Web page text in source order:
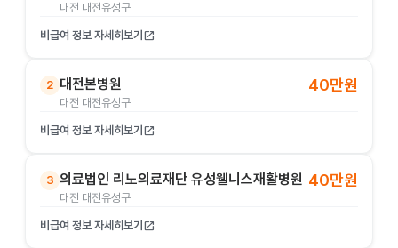
대전 대전유성구
비급여 정보 자세히보기 open_in_new
2 대전본병원
대전 대전유성구
40만원
비급여 정보 자세히보기 open_in_new
3 의료법인 리노의료재단 유성웰니스재활병원
대전 대전유성구
40만원
비급여 정보 자세히보기 open_in_new